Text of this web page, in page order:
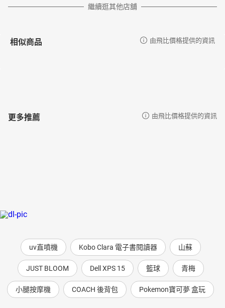
繼續逛其他店舖
相似商品 由飛比價格提供的資訊
更多推薦 由飛比價格提供的資訊
uv直噴機 Kobo Clara 電子書閱讀器 山蘇
JUST BLOOM Dell XPS 15 籃球 青梅
小腿按摩機 COACH 後背包 Pokemon寶可夢 盒玩